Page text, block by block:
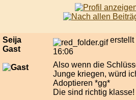
Seija
Gast
erstellt
16:06
Also wenn die
Junge kriegen, würd
Adoptieren *gg*
Die sind richtig klasse!